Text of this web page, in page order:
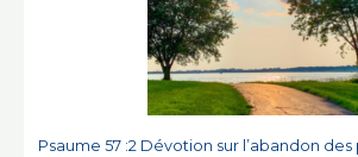
Psaume 57 :2 Dévotion sur l’abandon